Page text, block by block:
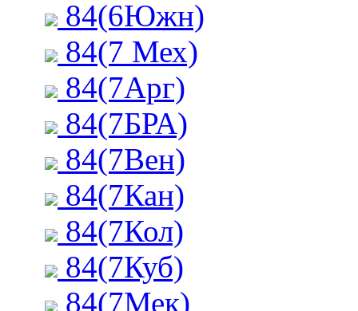
84(6Южн)
84(7 Мех)
84(7Арг)
84(7БРА)
84(7Вен)
84(7Кан)
84(7Кол)
84(7Куб)
84(7Мек)